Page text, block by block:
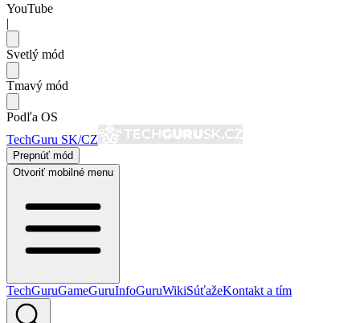
YouTube
|
Svetlý mód
Tmavý mód
Podľa OS
TechGuru SK/CZ
Prepnúť mód
Otvoriť mobilné menu
TechGuruGameGuruInfoGuruWikiSúťažeKontakt a tím